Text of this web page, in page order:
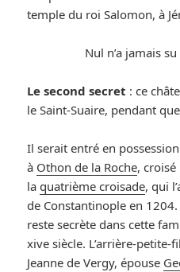
temple du roi Salomon, à
Nul n’a jamais
Le second secret : ce
le Saint-Suaire, pendant
Il serait entré en
à Othon de la Roche,
la quatrième croisade, qui
de Constantinople en 1204.
reste secrète dans cette
xive siècle. L’arrière-petite-
Jeanne de Vergy, épouse